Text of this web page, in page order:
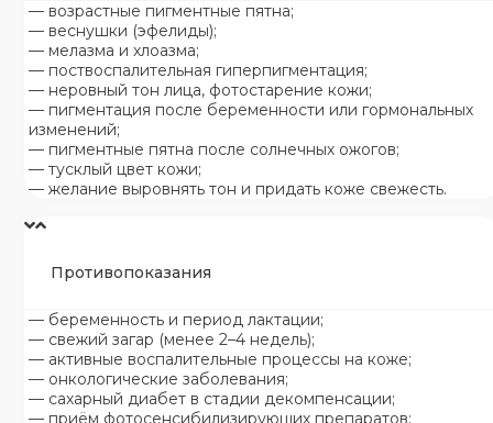
— возрастные пигментные пятна;
— веснушки (эфелиды);
— мелазма и хлоазма;
— поствоспалительная гиперпигментация;
— неровный тон лица, фотостарение кожи;
— пигментация после беременности или гормональных
изменений;
— пигментные пятна после солнечных ожогов;
— тусклый цвет кожи;
— желание выровнять тон и придать коже свежесть.
Противопоказания
— беременность и период лактации;
— свежий загар (менее 2–4 недель);
— активные воспалительные процессы на коже;
— онкологические заболевания;
— сахарный диабет в стадии декомпенсации;
— приём фотосенсибилизирующих препаратов;